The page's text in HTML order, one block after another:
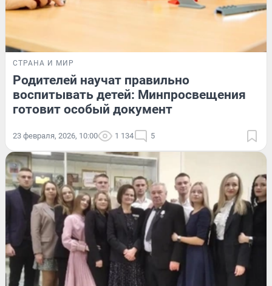
СТРАНА И МИР
Родителей научат правильно
воспитывать детей: Минпросвещения
готовит особый документ
23 февраля, 2026, 10:00 1 134 5